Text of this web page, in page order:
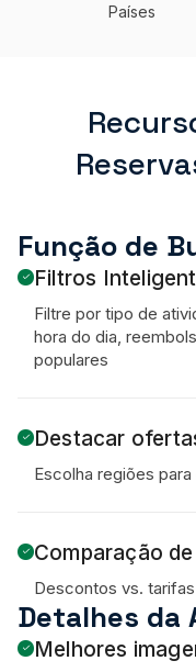
Países
Função de
Filtros
Filtre por tipo de
hora do dia,
populares
Destacar
Escolha regiões
Comparação
Descontos vs.
Detalhes da
Melhores